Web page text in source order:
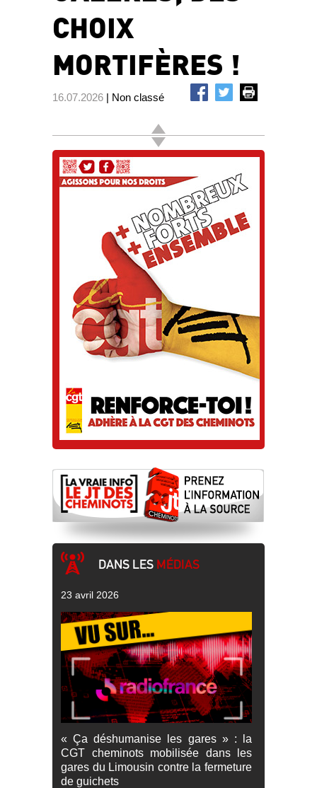
CHOIX
MORTIFÈRES !
16.07.2026 | Non classé
DANS LES MÉDIAS
23 avril 2026
« Ça déshumanise les gares » : la
CGT cheminots mobilisée dans les
gares du Limousin contre la fermeture
de guichets